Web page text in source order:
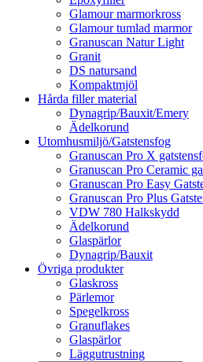
Glamour marmorkross
Glamour tumlad marmor
Granuscan Natur Light
Granit
DS natursand
Kompaktmjöl
Hårda filler material
Dynagrip/Bauxit/Emery
Ädelkorund
Utomhusmiljö/Gatstensfog
Granuscan Pro X
Granuscan Pro Ceramic
Granuscan Pro Easy
Granuscan Pro Plus
VDW 780 Halkskydd
Ädelkorund
Glaspärlor
Dynagrip/Bauxit
Övriga produkter
Glaskross
Pärlemor
Spegelkross
Granuflakes
Glaspärlor
Läggutrustning